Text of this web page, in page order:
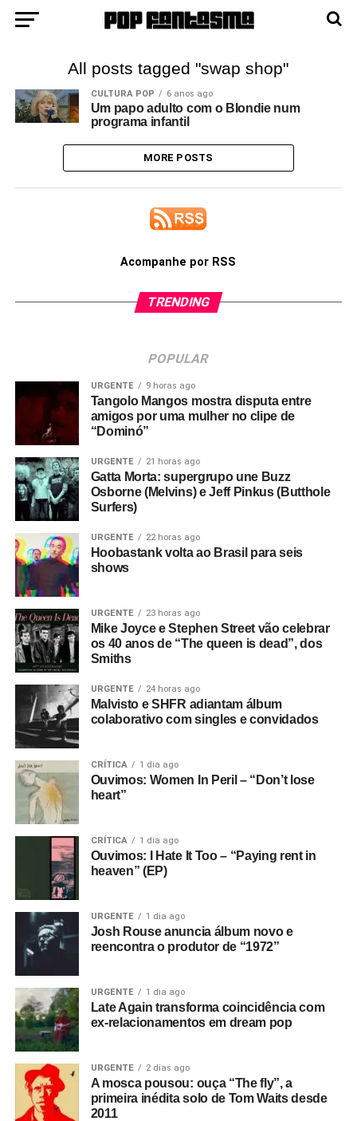
All posts tagged "swap shop"
CULTURA POP 6 anos ago
Um papo adulto com o Blondie num
programa infantil
MORE POSTS
Acompanhe por RSS
TRENDING
POPULAR
URGENTE 9 horas ago
Tangolo Mangos mostra disputa entre
amigos por uma mulher no clipe de
“Dominó”
URGENTE 21 horas ago
Gatta Morta: supergrupo une Buzz
Osborne (Melvins) e Jeff Pinkus (Butthole
Surfers)
URGENTE 22 horas ago
Hoobastank volta ao Brasil para seis
shows
URGENTE 23 horas ago
Mike Joyce e Stephen Street vão celebrar
os 40 anos de “The queen is dead”, dos
Smiths
URGENTE 24 horas ago
Malvisto e SHFR adiantam álbum
colaborativo com singles e convidados
CRÍTICA 1 dia ago
Ouvimos: Women In Peril – “Don’t lose
heart”
CRÍTICA 1 dia ago
Ouvimos: I Hate It Too – “Paying rent in
heaven” (EP)
URGENTE 1 dia ago
Josh Rouse anuncia álbum novo e
reencontra o produtor de “1972”
URGENTE 1 dia ago
Late Again transforma coincidência com
ex-relacionamentos em dream pop
URGENTE 2 dias ago
A mosca pousou: ouça “The fly”, a
primeira inédita solo de Tom Waits desde
2011